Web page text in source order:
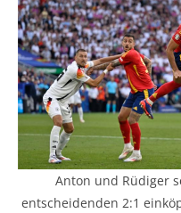
Anton und Rüdiger
entscheidenden 2:1